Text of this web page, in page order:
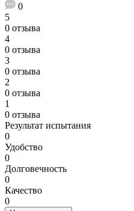
0
5
0 отзыва
4
0 отзыва
3
0 отзыва
2
0 отзыва
1
0 отзыва
Результат испытания
0
Удобство
0
Долговечность
0
Качество
0